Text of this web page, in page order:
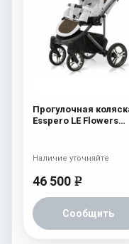
Прогулочная
Esspero LE Flowers
46 500 e
Сообщить
Наличие уточняйте